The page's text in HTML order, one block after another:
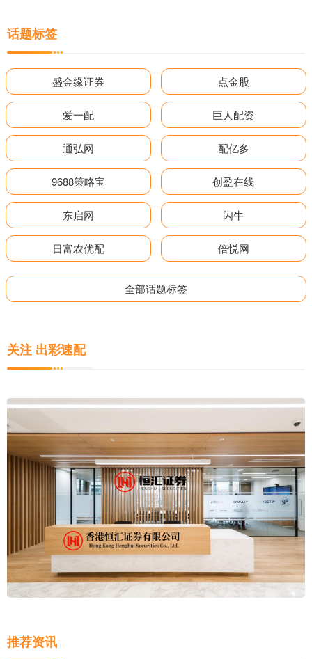
话题标签
盛金缘证券 点金股
爱一配 巨人配资
通弘网 配亿多
9688策略宝 创盈在线
东启网 闪牛
日富农优配 倍悦网
全部话题标签
关注 出彩速配
推荐资讯